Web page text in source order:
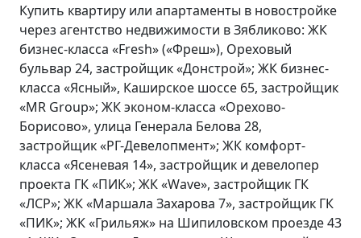
Купить квартиру или апартаменты в новостройке
через агентство недвижимости в Зябликово: ЖК
бизнес-класса «Fresh» («Фреш»), Ореховый
бульвар 24, застройщик «Донстрой»; ЖК бизнес-
класса «Ясный», Каширское шоссе 65, застройщик
«MR Group»; ЖК эконом-класса «Орехово-
Борисово», улица Генерала Белова 28,
застройщик «РГ-Девелопмент»; ЖК комфорт-
класса «Ясеневая 14», застройщик и девелопер
проекта ГК «ПИК»; ЖК «Wave», застройщик ГК
«ЛСР»; ЖК «Маршала Захарова 7», застройщик ГК
«ПИК»; ЖК «Грильяж» на Шипиловском проезде 43